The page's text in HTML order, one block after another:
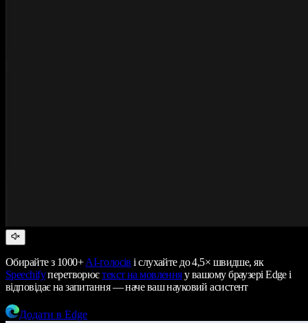
Обирайте з 1000+AI-голосів і слухайте до 4,5× швидше, як
Speechifyперетворюєтекст на мовленняу вашому браузері Edge і
відповідає на запитання — наче ваш науковий асистент
Додати в Edge